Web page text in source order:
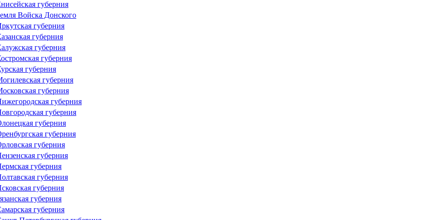
губерния
Войска Донского
губерния
губерния
губерния
губерния
губерния
губерния
губерния
губерния
губерния
губерния
губерния
губерния
губерния
губерния
губерния
губерния
губерния
губерния